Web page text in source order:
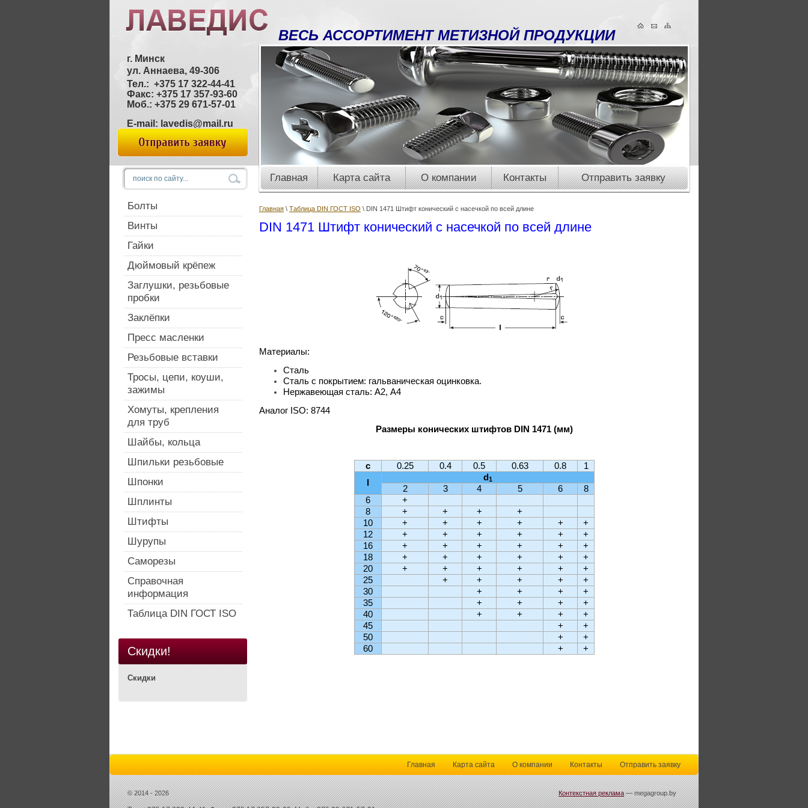
г. Минск
ул. Аннаева, 49-306
Тел.: +375 17 322-44-41
Факс: +375 17 357-93-60
Моб.: +375 29 671-57-01
E-mail: lavedis@mail.ru
Главная Карта сайта О компании Контакты Отправить заявку
ВЕСЬ АССОРТИМЕНТ МЕТИЗНОЙ ПРОДУКЦИИ
Болты
Винты
Гайки
Дюймовый крёпеж
Заглушки, резьбовые
пробки
Заклёпки
Пресс масленки
Резьбовые вставки
Тросы, цепи, коуши,
зажимы
Хомуты, крепления
для труб
Шайбы, кольца
Шпильки резьбовые
Шпонки
Шплинты
Штифты
Шурупы
Саморезы
Справочная
информация
Таблица DIN ГОСТ ISO
Скидки!
Скидки
Главная \ Таблица DIN ГОСТ ISO \ DIN 1471 Штифт конический с насечкой по всей длине
DIN 1471 Штифт конический с насечкой по всей длине
Материалы:
Сталь
Сталь с покрытием: гальваническая оцинковка.
Нержавеющая сталь: А2, А4
Аналог ISO: 8744
Размеры конических штифтов DIN 1471 (мм)
c 0.25 0.4 0.5 0.63 0.8
1
d 1
2 3 4 5 6
8
6
+
8
+ + +
+
10
+ + + + +
+
12
+ + + + +
+
16
+ + + + +
+
18
+ + + + +
+
20
+ + + + +
+
25
+ + + +
+
30
+ + +
+
35
+ + +
+
40
+ + +
+
45
+
+
50
+
+
60
+ +
Главная Карта сайта О компании Контакты Отправить заявку
© 2014 - 2026 Контекстная реклама— megagroup.by